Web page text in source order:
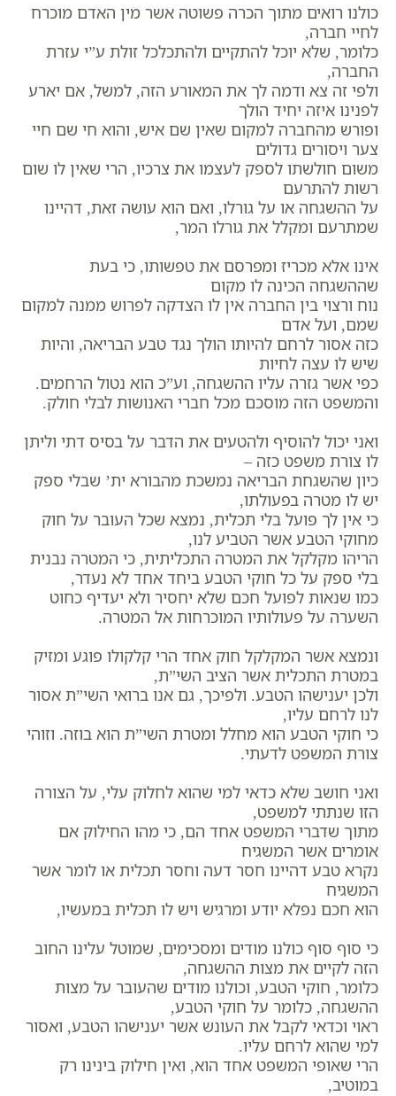
כולנו רואים מתוך הכרה פשוטה אשר מין האדם מוכרח
לחיי חברה,
כלומר, שלא יוכל להתקיים ולהתכלכל זולת ע”י עזרת
החברה,
ולפי זה צא ודמה לך את המאורע הזה, למשל, אם יארע
לפנינו איזה יחיד הולך
ופורש מהחברה למקום שאין שם איש, והוא חי שם חיי
צער ויסורים גדולים
משום חולשתו לספק לעצמו את צרכיו, הרי שאין לו שום
רשות להתרעם
על ההשגחה או על גורלו, ואם הוא עושה זאת, דהיינו
שמתרעם ומקלל את גורלו המר,
אינו אלא מכריז ומפרסם את טפשותו, כי בעת
שההשגחה הכינה לו מקום
נוח ורצוי בין החברה אין לו הצדקה לפרוש ממנה למקום
שמם, ועל אדם
כזה אסור לרחם להיותו הולך נגד טבע הבריאה, והיות
שיש לו עצה לחיות
כפי אשר גזרה עליו ההשגחה, וע”כ הוא נטול הרחמים.
והמשפט הזה מוסכם מכל חברי האנושות לבלי חולק.
ואני יכול להוסיף ולהטעים את הדבר על בסיס דתי וליתן
לו צורת משפט כזה –
כיון שהשגחת הבריאה נמשכת מהבורא ית’ שבלי ספק
יש לו מטרה בפעולתו,
כי אין לך פועל בלי תכלית, נמצא שכל העובר על חוק
מחוקי הטבע אשר הטביע לנו,
הריהו מקלקל את המטרה התכליתית, כי המטרה נבנית
בלי ספק על כל חוקי הטבע ביחד אחד לא נעדר,
כמו שנאות לפועל חכם שלא יחסיר ולא יעדיף כחוט
השערה על פעולותיו המוכרחות אל המטרה.
ונמצא אשר המקלקל חוק אחד הרי קלקולו פוגע ומזיק
במטרת התכלית אשר הציב השי”ת,
ולכן יענישהו הטבע. ולפיכך, גם אנו ברואי השי”ת אסור
לנו לרחם עליו,
כי חוקי הטבע הוא מחלל ומטרת השי”ת הוא בוזה. וזוהי
צורת המשפט לדעתי.
ואני חושב שלא כדאי למי שהוא לחלוק עלי, על הצורה
הזו שנתתי למשפט,
מתוך שדברי המשפט אחד הם, כי מהו החילוק אם
אומרים אשר המשגיח
נקרא טבע דהיינו חסר דעה וחסר תכלית או לומר אשר
המשגיח
הוא חכם נפלא יודע ומרגיש ויש לו תכלית במעשיו,
כי סוף סוף כולנו מודים ומסכימים, שמוטל עלינו החוב
הזה לקיים את מצות ההשגחה,
כלומר, חוקי הטבע, וכולנו מודים שהעובר על מצות
ההשגחה, כלומר על חוקי הטבע,
ראוי וכדאי לקבל את העונש אשר יענישהו הטבע, ואסור
למי שהוא לרחם עליו.
הרי שאופי המשפט אחד הוא, ואין חילוק בינינו רק
במוטיב,